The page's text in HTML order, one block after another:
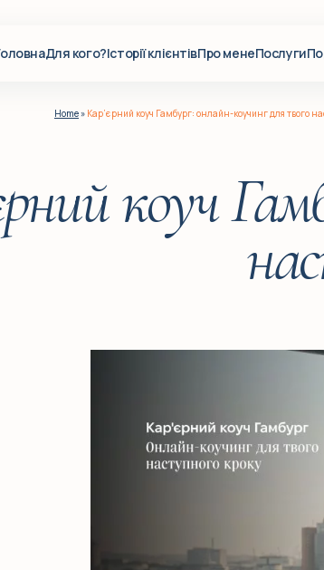
Для кого?Історії клієнтівПро менеПослуги
Home» Кар’єрний коуч Гамбург: онлайн-коучинг для твого
коуч